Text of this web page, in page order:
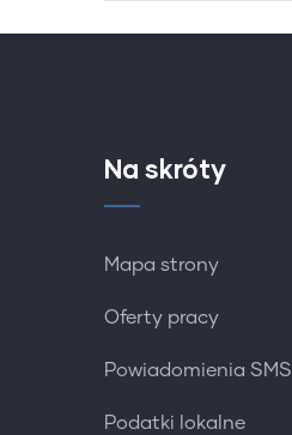
Na skróty
Mapa strony
Oferty pracy
Powiadomienia SMS
Podatki lokalne